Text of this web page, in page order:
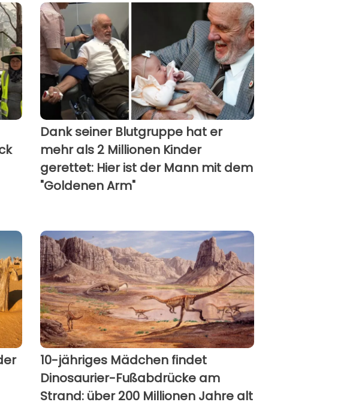
Dank seiner Blutgruppe hat er
mehr als 2 Millionen Kinder
gerettet: Hier ist der Mann mit dem
"Goldenen Arm"
10-jähriges Mädchen findet
Dinosaurier-Fußabdrücke am
Strand: über 200 Millionen Jahre alt